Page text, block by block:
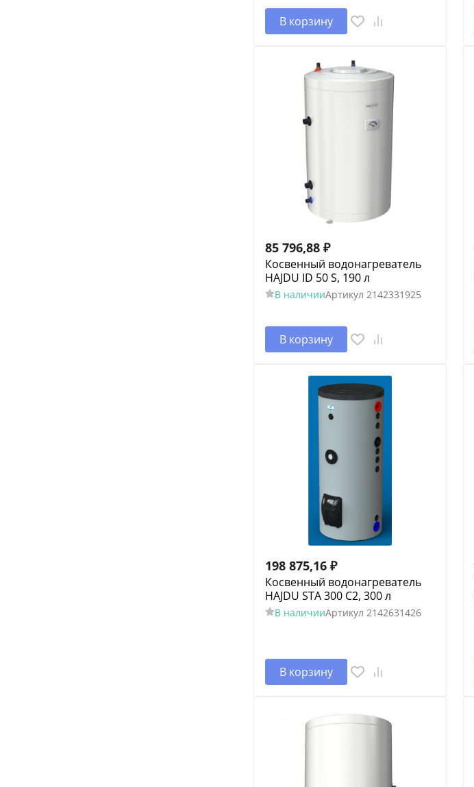
В корзину
85 796,88 ₽
Косвенный водонагреватель
HAJDU ID 50 S, 190 л
В наличииАртикул 2142331925
В корзину
198 875,16 ₽
Косвенный водонагреватель
HAJDU STA 300 С2, 300 л
В наличииАртикул 2142631426
В корзину